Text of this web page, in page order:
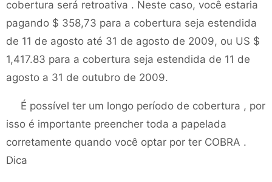
cobertura será retroativa . Neste caso, você estaria
pagando $ 358,73 para a cobertura seja estendida
de 11 de agosto até 31 de agosto de 2009, ou US $
1,417.83 para a cobertura seja estendida de 11 de
agosto a 31 de outubro de 2009.
É possível ter um longo período de cobertura , por
isso é importante preencher toda a papelada
corretamente quando você optar por ter COBRA .
Dica